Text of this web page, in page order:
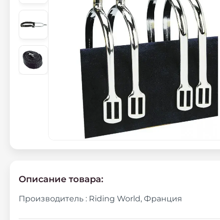
Описание товара:
Производитель : Riding World, Франция